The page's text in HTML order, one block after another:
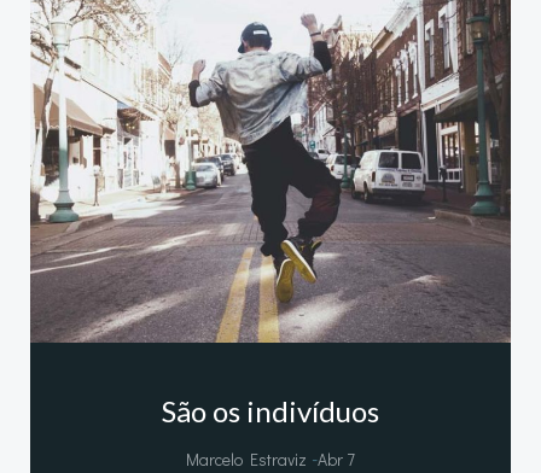
São os indivíduos
Marcelo Estraviz -Abr 7